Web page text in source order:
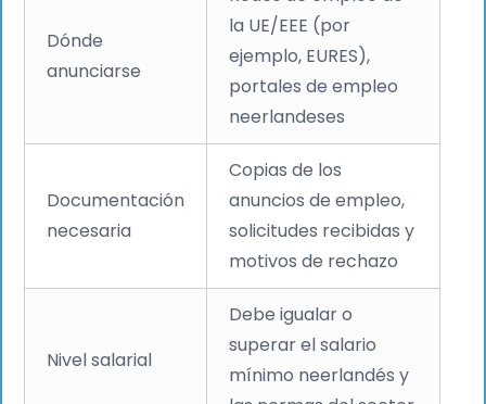
Dónde
anunciarse
la UE/EEE (por
ejemplo, EURES),
portales de empleo
neerlandeses
Documentación
necesaria
Copias de los
anuncios de empleo,
solicitudes recibidas y
motivos de rechazo
Nivel salarial
Debe igualar o
superar el salario
mínimo neerlandés y